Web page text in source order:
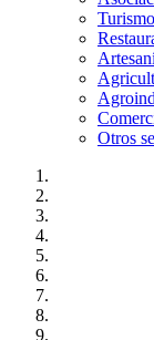
Turismo
Otros